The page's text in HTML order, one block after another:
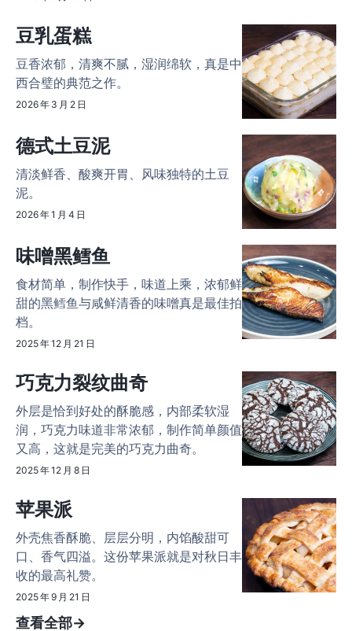
豆乳蛋糕
豆香浓郁，清爽不腻，湿润绵软，真是中
西合璧的典范之作。
2026 年 3 月 2 日
德式土豆泥
清淡鲜香、酸爽开胃、风味独特的土豆
泥。
2026 年 1 月 4 日
味噌黑鳕鱼
食材简单，制作快手，味道上乘，浓郁鲜
甜的黑鳕鱼与咸鲜清香的味噌真是最佳拍
档。
2025 年 12 月 21 日
巧克力裂纹曲奇
外层是恰到好处的酥脆感，内部柔软湿
润，巧克力味道非常浓郁，制作简单颜值
又高，这就是完美的巧克力曲奇。
2025 年 12 月 8 日
苹果派
外壳焦香酥脆、层层分明，内馅酸甜可
口、香气四溢。这份苹果派就是对秋日丰
收的最高礼赞。
2025 年 9 月 21 日
查看全部